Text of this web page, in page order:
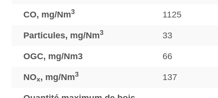
CO, mg/Nm3 1125
Particules, mg/Nm3 33
OGC, mg/Nm3 66
NOx, mg/Nm3 137